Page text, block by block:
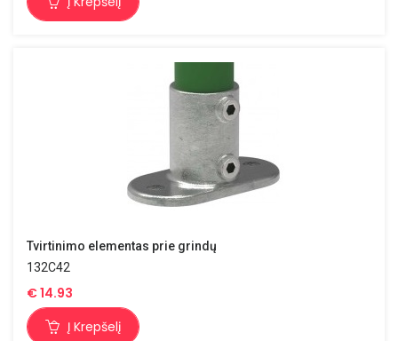
Tvirtinimo elementas prie grindų
132C42
€14.93
Į Krepšelį